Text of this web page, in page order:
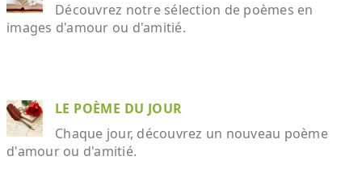
Découvrez notre sélection de poèmes en
images d'amour ou d'amitié.
LE POÈME DU JOUR
Chaque jour, découvrez un nouveau poème
d'amour ou d'amitié.